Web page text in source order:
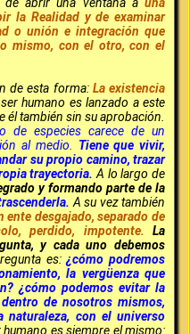
la Realidad y de examinar
o unión e integración que
mismo, con el otro, con el
de esta forma: La existencia
humano es lanzado a este
él también sin su aprobación.
de especies carece de un
al medio.
Tiene que vivir,
su propio camino, trazar
trayectoria. A lo largo de
y formando parte de la
A su vez también
desgajado, separado de
perdido, impotente.
La
y cada uno debemos
es:¿cómo podremos
la vergüenza que
¿cómo podemos evitar la
de nosotros mismos,
naturaleza, con el universo
es siempre el mismo: